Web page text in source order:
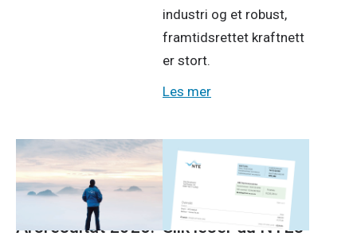
industri og et robust,
framtidsrettet kraftnett
er stort.
Les mer
Pressemeldinger
23. april 2026
Årsresultat 2025:
Strøm
5. mars 2026
Slik leser du NTEs